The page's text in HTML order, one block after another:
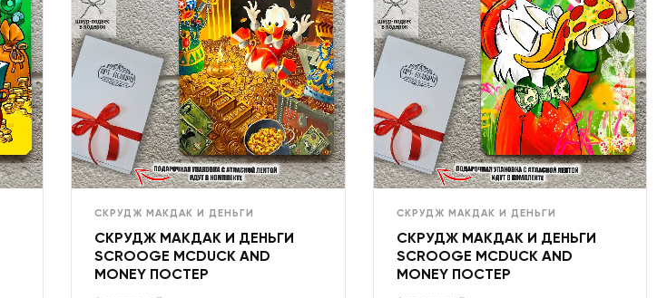
СКРУДЖ МАКДАК И ДЕНЬГИ
СКРУДЖ МАКДАК И ДЕНЬГИ
SCROOGE MCDUCK AND
MONEY ПОСТЕР
СКРУДЖ МАКДАК И ДЕНЬГИ
СКРУДЖ МАКДАК И ДЕНЬГИ
SCROOGE MCDUCK AND
MONEY ПОСТЕР